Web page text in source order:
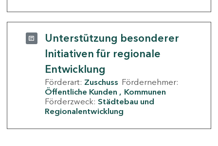
Unterstützung besonderer
Initiativen für regionale
Entwicklung
Förderart: Zuschuss Fördernehmer:
Öffentliche Kunden
Kommunen
Förderzweck: Städtebau und
Regionalentwicklung